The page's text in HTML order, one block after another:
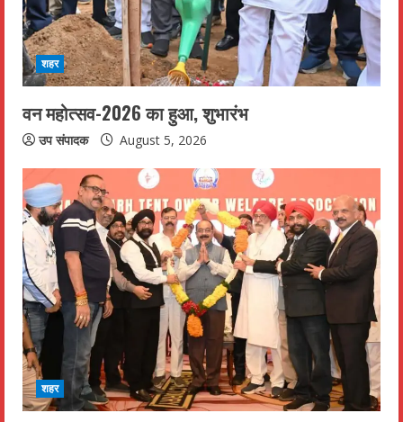
शहर
वन महोत्सव-2026 का हुआ, शुभारंभ
उप संपादक August 5, 2026
शहर